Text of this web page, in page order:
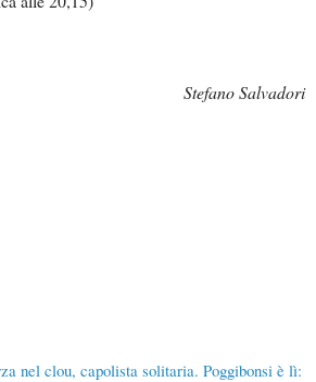
Stefano Salvadori
nel clou, capolista solitaria. Poggibonsi è lì: